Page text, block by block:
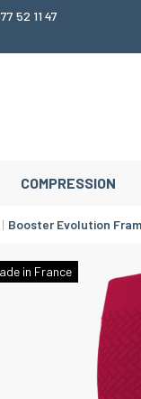
52 11 47
COMPRESSION
Booster Evolution
in France